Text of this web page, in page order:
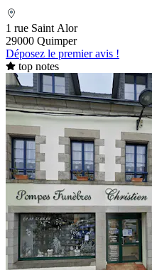
1 rue Saint Alor
29000 Quimper
Déposez le premier avis !
top notes